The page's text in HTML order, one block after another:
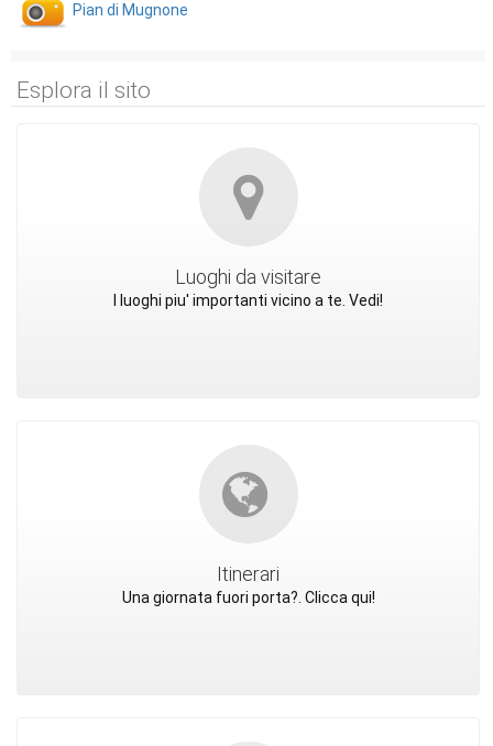
Pian di Mugnone
Esplora il sito
Luoghi da visitare
I luoghi piu' importanti vicino a te. Vedi!
Itinerari
Una giornata fuori porta?. Clicca qui!